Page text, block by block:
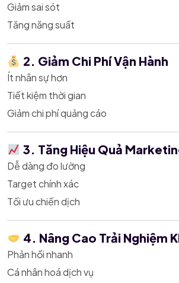
Giảm sai sót
Tăng năng suất
2. Giảm Chi Phí Vận Hành
Ít nhân sự hơn
Tiết kiệm thời gian
Giảm chi phí quảng cáo
3. Tăng Hiệu Quả
Dễ dàng đo lường
Target chính xác
Tối ưu chiến dịch
4. Nâng Cao Trải Nghiệm
Phản hồi nhanh
Cá nhân hoá dịch vụ